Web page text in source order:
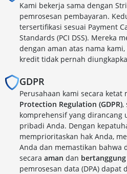
Kami bekerja sama dengan
pemrosesan pembayaran.
tersertifikasi sesuai Payment
Standards (PCI DSS). Mereka
dengan aman atas nama
kredit tidak pernah
GDPR
Perusahaan kami secara ketat
Protection Regulation (GDPR),
komprehensif yang dirancang
pribadi Anda. Dengan
memprioritaskan hak Anda,
Anda dan memastikan bahwa
secara aman dan
pemrosesan data (DPA)